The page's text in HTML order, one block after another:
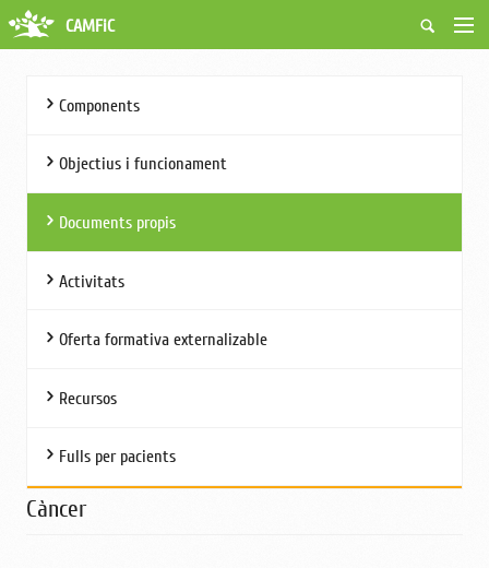
Fes-te soci
Borsa de treball
Ciutadans
Biblioteca
Grups i Vocalies
CAMFiC
Components
Objectius i funcionament
Documents propis
Activitats
Oferta formativa externalizable
Recursos
Fulls per pacients
Càncer